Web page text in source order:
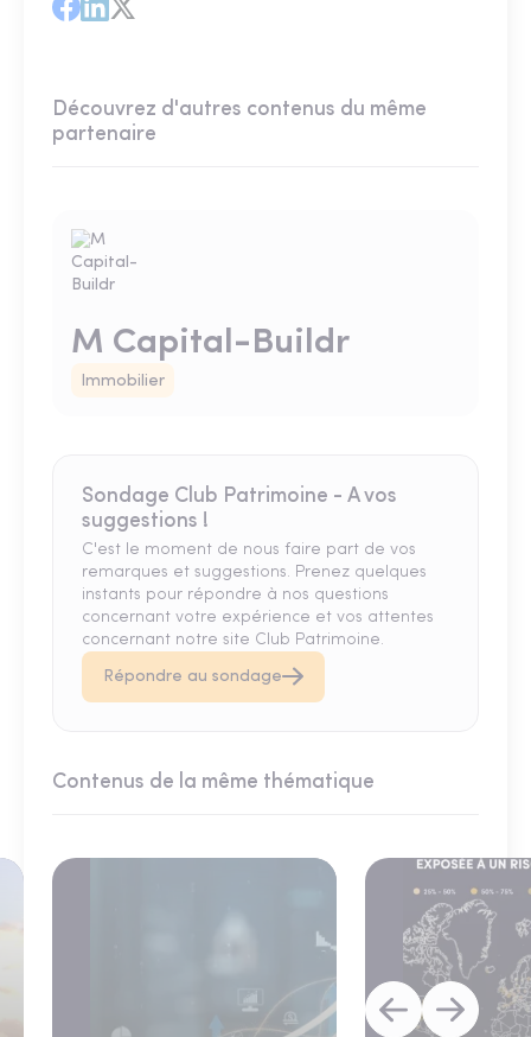
Découvrez d'autres contenus du même
partenaire
M Capital-Buildr
Immobilier
Sondage Club Patrimoine - A vos
suggestions !
C'est le moment de nous faire part de vos
remarques et suggestions. Prenez quelques
instants pour répondre à nos questions
concernant votre expérience et vos attentes
concernant notre site Club Patrimoine.
Répondre au sondage
Contenus de la même thématique